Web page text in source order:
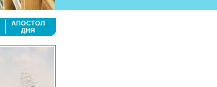
АПОСТОЛ
ДНЯ